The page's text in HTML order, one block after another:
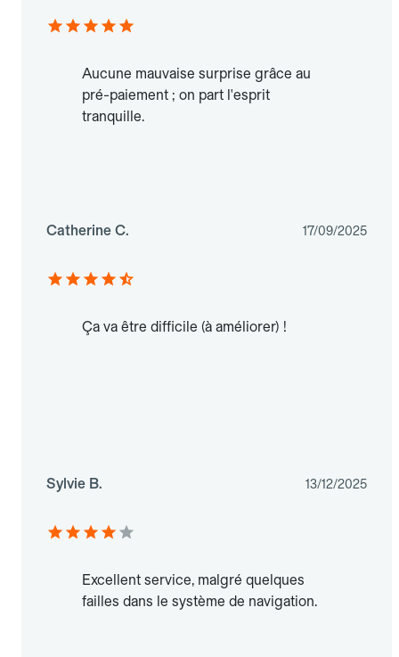
Aucune mauvaise surprise grâce au
pré-paiement ; on part l'esprit
tranquille.
Catherine C. 17/09/2025
Ça va être difficile (à améliorer) !
Sylvie B. 13/12/2025
Excellent service, malgré quelques
failles dans le système de navigation.